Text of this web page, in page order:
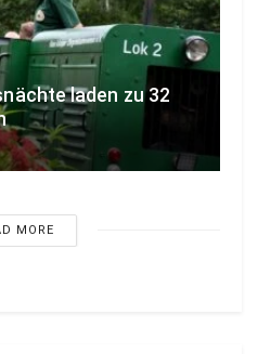
laden zu 32
MORE